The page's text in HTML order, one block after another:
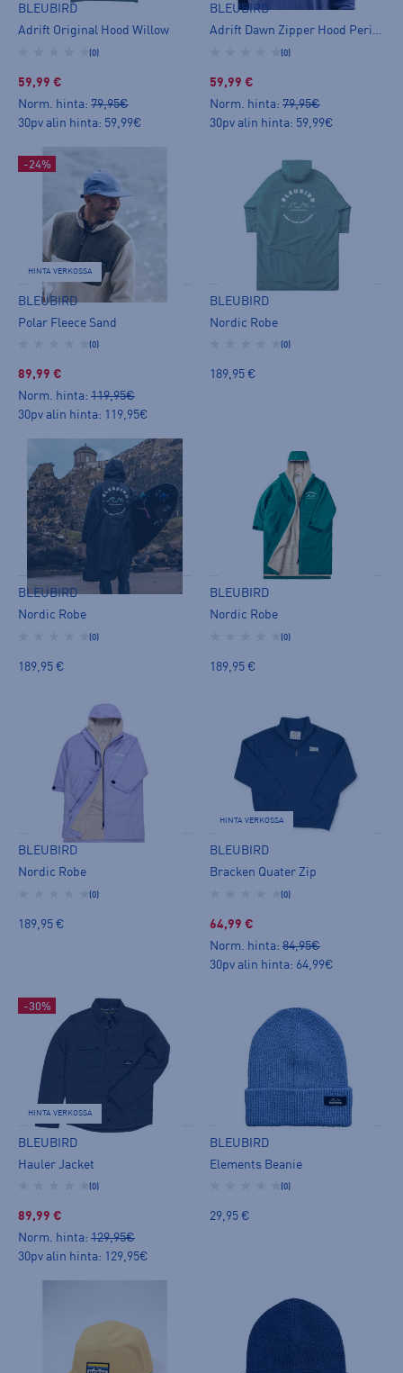
BLEUBIRD
Adrift Original Hood Willow
(0)
59,99 €
Norm. hinta: 79,95€
30pv alin hinta: 59,99€
BLEUBIRD
Adrift Dawn Zipper Hood Peri Blue
(0)
59,99 €
Norm. hinta: 79,95€
30pv alin hinta: 59,99€
-24%
HINTA VERKOSSA
BLEUBIRD
Polar Fleece Sand
(0)
89,99 €
Norm. hinta: 119,95€
30pv alin hinta: 119,95€
BLEUBIRD
Nordic Robe
(0)
189,95 €
BLEUBIRD
Nordic Robe
(0)
189,95 €
BLEUBIRD
Nordic Robe
(0)
189,95 €
BLEUBIRD
Nordic Robe
(0)
189,95 €
HINTA VERKOSSA
BLEUBIRD
Bracken Quater Zip
(0)
64,99 €
Norm. hinta: 84,95€
30pv alin hinta: 64,99€
-30%
HINTA VERKOSSA
BLEUBIRD
Hauler Jacket
(0)
89,99 €
Norm. hinta: 129,95€
30pv alin hinta: 129,95€
BLEUBIRD
Elements Beanie
(0)
29,95 €